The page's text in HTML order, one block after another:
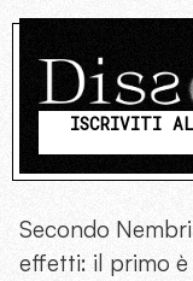
ISCRIVITI AL
Secondo
effetti: il primo